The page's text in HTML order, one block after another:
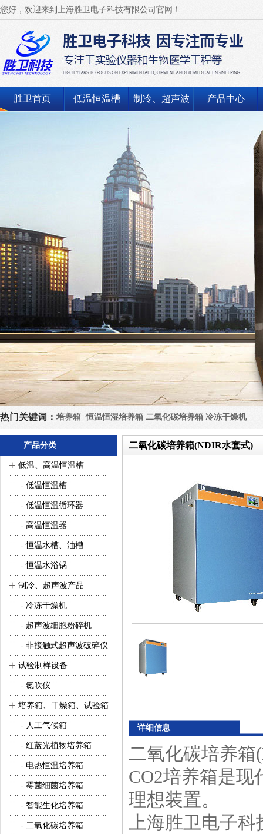
您好，欢迎来到上海胜卫电子科技有限公司官网！
胜卫首页 低温恒温槽 制冷、超声波 产品中心
热门关键词： 培养箱 恒温恒湿培养箱 二氧化碳培养箱 冷冻干燥机
产品分类
+ 低温、高温恒温槽
- 低温恒温槽
- 低温恒温循环器
- 高温恒温器
- 恒温水槽、油槽
- 恒温水浴锅
+ 制冷、超声波产品
- 冷冻干燥机
- 超声波细胞粉碎机
- 非接触式超声波破碎仪
+ 试验制样设备
- 氮吹仪
+ 培养箱、干燥箱、试验箱
- 人工气候箱
- 红蓝光植物培养箱
- 电热恒温培养箱
- 霉菌细菌培养箱
- 智能生化培养箱
- 二氧化碳培养箱
二氧化碳培养箱(NDIR水套式)
详细信息
二氧化碳培养箱
CO2培养箱是
理想装置。
上海胜卫电子科